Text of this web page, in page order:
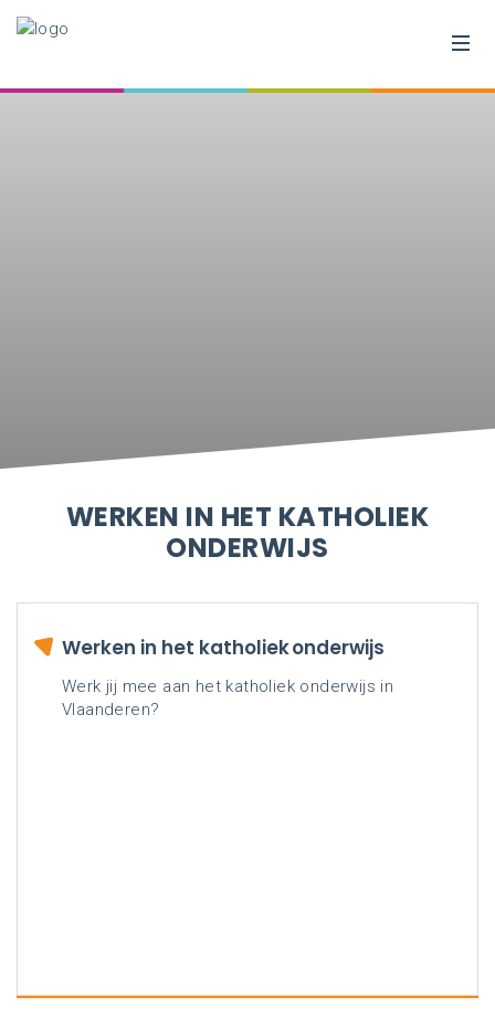
WERKEN IN HET KATHOLIEK
ONDERWIJS
Werken in het katholiek onderwijs
Werk jij mee aan het katholiek onderwijs in
Vlaanderen?